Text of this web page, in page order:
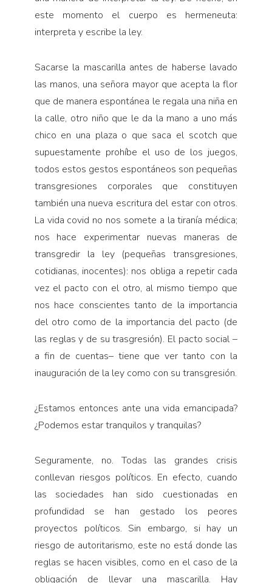
este momento el cuerpo es hermeneuta:
interpreta y escribe la ley.
Sacarse la mascarilla antes de haberse lavado
las manos, una señora mayor que acepta la flor
que de manera espontánea le regala una niña en
la calle, otro niño que le da la mano a uno más
chico en una plaza o que saca el scotch que
supuestamente prohíbe el uso de los juegos,
todos estos gestos espontáneos son pequeñas
transgresiones corporales que constituyen
también una nueva escritura del estar con otros.
La vida covid no nos somete a la tiranía médica;
nos hace experimentar nuevas maneras de
transgredir la ley (pequeñas transgresiones,
cotidianas, inocentes): nos obliga a repetir cada
vez el pacto con el otro, al mismo tiempo que
nos hace conscientes tanto de la importancia
del otro como de la importancia del pacto (de
las reglas y de su trasgresión). El pacto social –
a fin de cuentas– tiene que ver tanto con la
inauguración de la ley como con su transgresión.
¿Estamos entonces ante una vida emancipada?
¿Podemos estar tranquilos y tranquilas?
Seguramente, no. Todas las grandes crisis
conllevan riesgos políticos. En efecto, cuando
las sociedades han sido cuestionadas en
profundidad se han gestado los peores
proyectos políticos. Sin embargo, si hay un
riesgo de autoritarismo, este no está donde las
reglas se hacen visibles, como en el caso de la
obligación de llevar una mascarilla. Hay